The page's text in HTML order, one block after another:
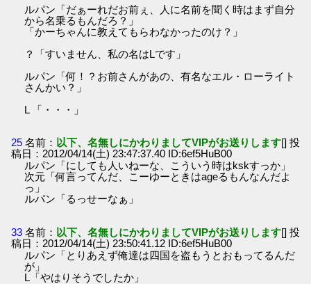
ルパン「だぁーれだお前ぇ、人に名前を聞く時はまず自分
から名乗るもんだろ？」
「かーちゃんに教えてもらわなかったのけ？」
？「すいません、私の名はLです」
ルパン「何！？お前さんがあの、有名なエル・ローライト
さんかい？」
L 「・・・」
25 名前： 以下、名無しにかわりましてVIPがお送りします[] 投
稿日：2012/04/14(土) 23:47:37.40 ID:6ef5HuB00
ルパン「にしても人いねーな、こういう時はkskすっか」
次元「何言ってんだ、こーゆーときはageるもんなんだよ
っ」
ルパン「るっせーなぁ」
33 名前： 以下、名無しにかわりましてVIPがお送りします[] 投
稿日：2012/04/14(土) 23:50:41.12 ID:6ef5HuB00
ルパン「とりあえず俺達は四国を盗もうとおもってるんだ
が」
L「やはりそうでしたか」